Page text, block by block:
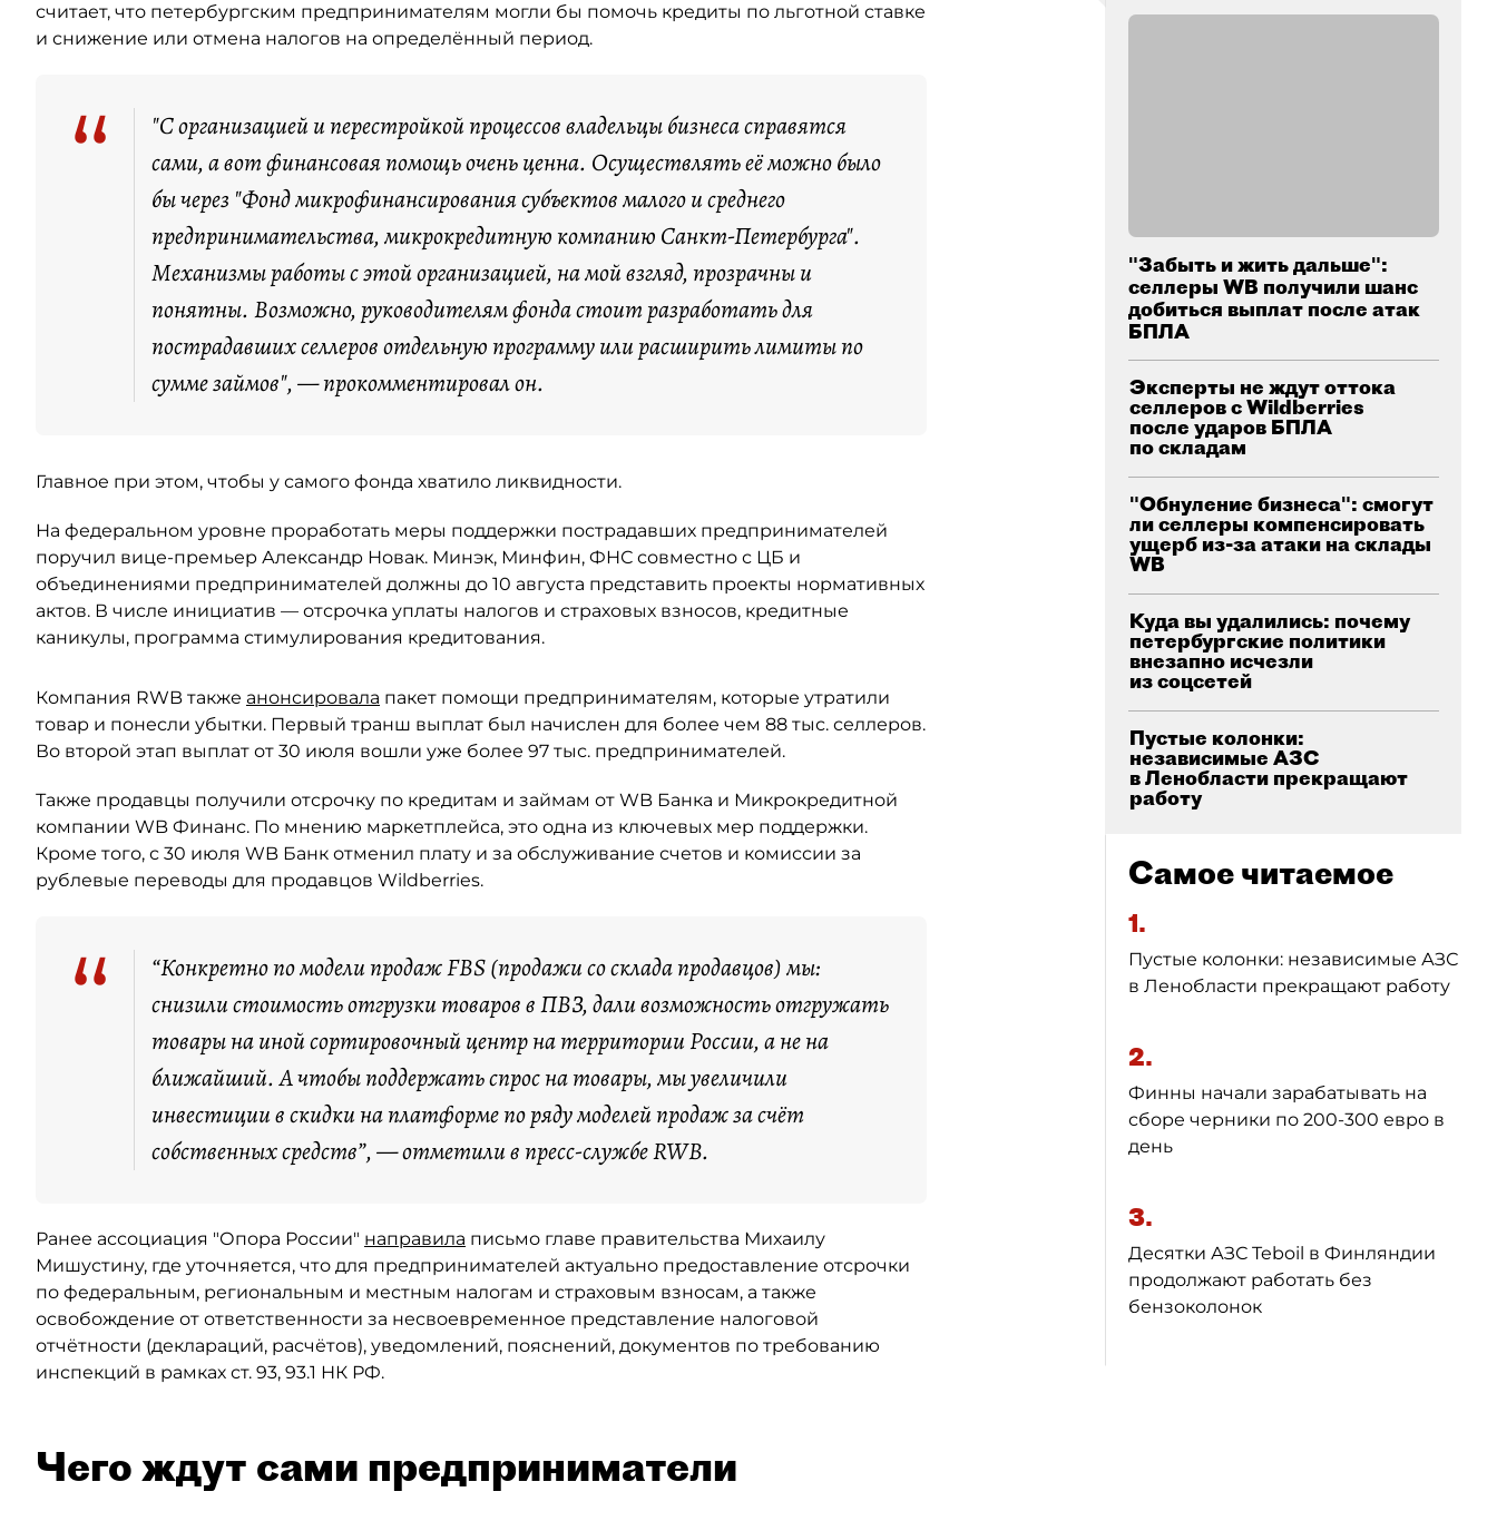
считает, что петербургским предпринимателям могли бы помочь кредиты по льготной ставке
и снижение или отмена налогов на определённый период.
“
"С организацией и перестройкой процессов владельцы бизнеса справятся
сами, а вот финансовая помощь очень ценна. Осуществлять её можно было
бы через "Фонд микрофинансирования субъектов малого и среднего
предпринимательства, микрокредитную компанию Санкт-Петербурга".
Механизмы работы с этой организацией, на мой взгляд, прозрачны и
понятны. Возможно, руководителям фонда стоит разработать для
пострадавших селлеров отдельную программу или расширить лимиты по
сумме займов", — прокомментировал он.
Главное при этом, чтобы у самого фонда хватило ликвидности.
На федеральном уровне проработать меры поддержки пострадавших предпринимателей
поручил вице-премьер Александр Новак. Минэк, Минфин, ФНС совместно с ЦБ и
объединениями предпринимателей должны до 10 августа представить проекты нормативных
актов. В числе инициатив — отсрочка уплаты налогов и страховых взносов, кредитные
каникулы, программа стимулирования кредитования.
Компания RWB также анонсировала пакет помощи предпринимателям, которые утратили
товар и понесли убытки. Первый транш выплат был начислен для более чем 88 тыс. селлеров.
Во второй этап выплат от 30 июля вошли уже более 97 тыс. предпринимателей.
Также продавцы получили отсрочку по кредитам и займам от WB Банка и Микрокредитной
компании WB Финанс. По мнению маркетплейса, это одна из ключевых мер поддержки.
Кроме того, с 30 июля WB Банк отменил плату и за обслуживание счетов и комиссии за
рублевые переводы для продавцов Wildberries.
“
“Конкретно по модели продаж FBS (продажи со склада продавцов) мы:
снизили стоимость отгрузки товаров в ПВЗ, дали возможность отгружать
товары на иной сортировочный центр на территории России, а не на
ближайший. А чтобы поддержать спрос на товары, мы увеличили
инвестиции в скидки на платформе по ряду моделей продаж за счёт
собственных средств”, — отметили в пресс-службе RWB.
Ранее ассоциация "Опора России" направила письмо главе правительства Михаилу
Мишустину, где уточняется, что для предпринимателей актуально предоставление отсрочки
по федеральным, региональным и местным налогам и страховым взносам, а также
освобождение от ответственности за несвоевременное представление налоговой
отчётности (деклараций, расчётов), уведомлений, пояснений, документов по требованию
инспекций в рамках ст. 93, 93.1 НК РФ.
Чего ждут сами предприниматели
"Забыть и жить дальше":
селлеры WB получили шанс
добиться выплат после атак
БПЛА
Эксперты не ждут оттока
селлеров с Wildberries
после ударов БПЛА
по складам
"Обнуление бизнеса": смогут
ли селлеры компенсировать
ущерб из-за атаки на склады
WB
Куда вы удалились: почему
петербургские политики
внезапно исчезли
из соцсетей
Пустые колонки:
независимые АЗС
в Ленобласти прекращают
работу
Самое читаемое
1.
Пустые колонки: независимые АЗС
в Ленобласти прекращают работу
2.
Финны начали зарабатывать на
сборе черники по 200-300 евро в
день
3.
Десятки АЗС Teboil в Финляндии
продолжают работать без
бензоколонок